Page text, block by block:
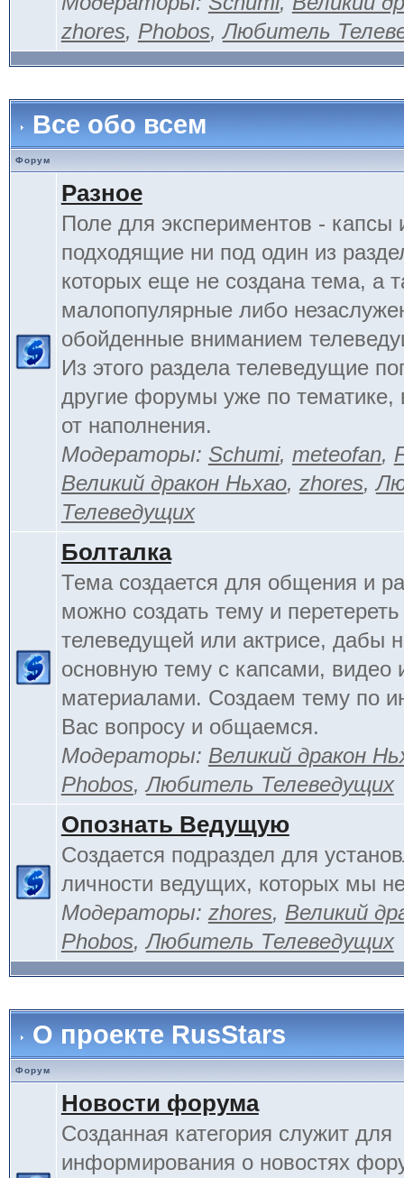
zhores, Phobos,Любитель
Все обо всем
Форум
Разное
Поле для экспериментов - капсы
подходящие ни под один из
которых еще не создана тема, а
малопопулярные либо
обойденные вниманием
Из этого раздела телеведущие
другие форумы уже по тематике,
от наполнения.
Модераторы: Schumi, meteofan,
Великий дракон Ньхао, zhores,
Телеведущих
Болталка
Тема создается для общения и
можно создать тему и перетереть
телеведущей или актрисе, дабы
основную тему с капсами, видео
материалами. Создаем тему по
Вас вопросу и общаемся.
Модераторы: Великий дракон
Phobos,Любитель Телеведущих
Опознать Ведущую
Создается подраздел для
личности ведущих, которых мы
Модераторы: zhores, Великий
Phobos,Любитель Телеведущих
О проекте RusStars
Форум
Новости форума
Созданная категория служит для
информирования о новостях